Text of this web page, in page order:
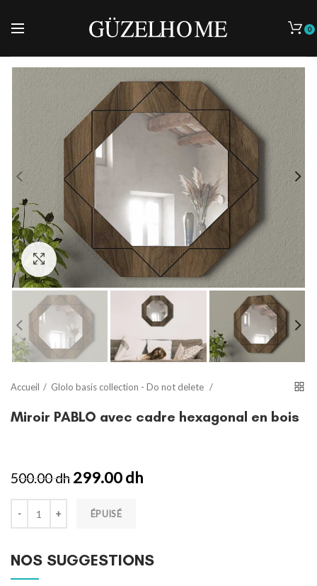
0
Cliquez pour agrandir
Accueil Glolo basis collection - Do not delete
Miroir PABLO avec cadre hexagonal en bois
500.00 dh 299.00 dh
ÉPUISÉ
NOS SUGGESTIONS